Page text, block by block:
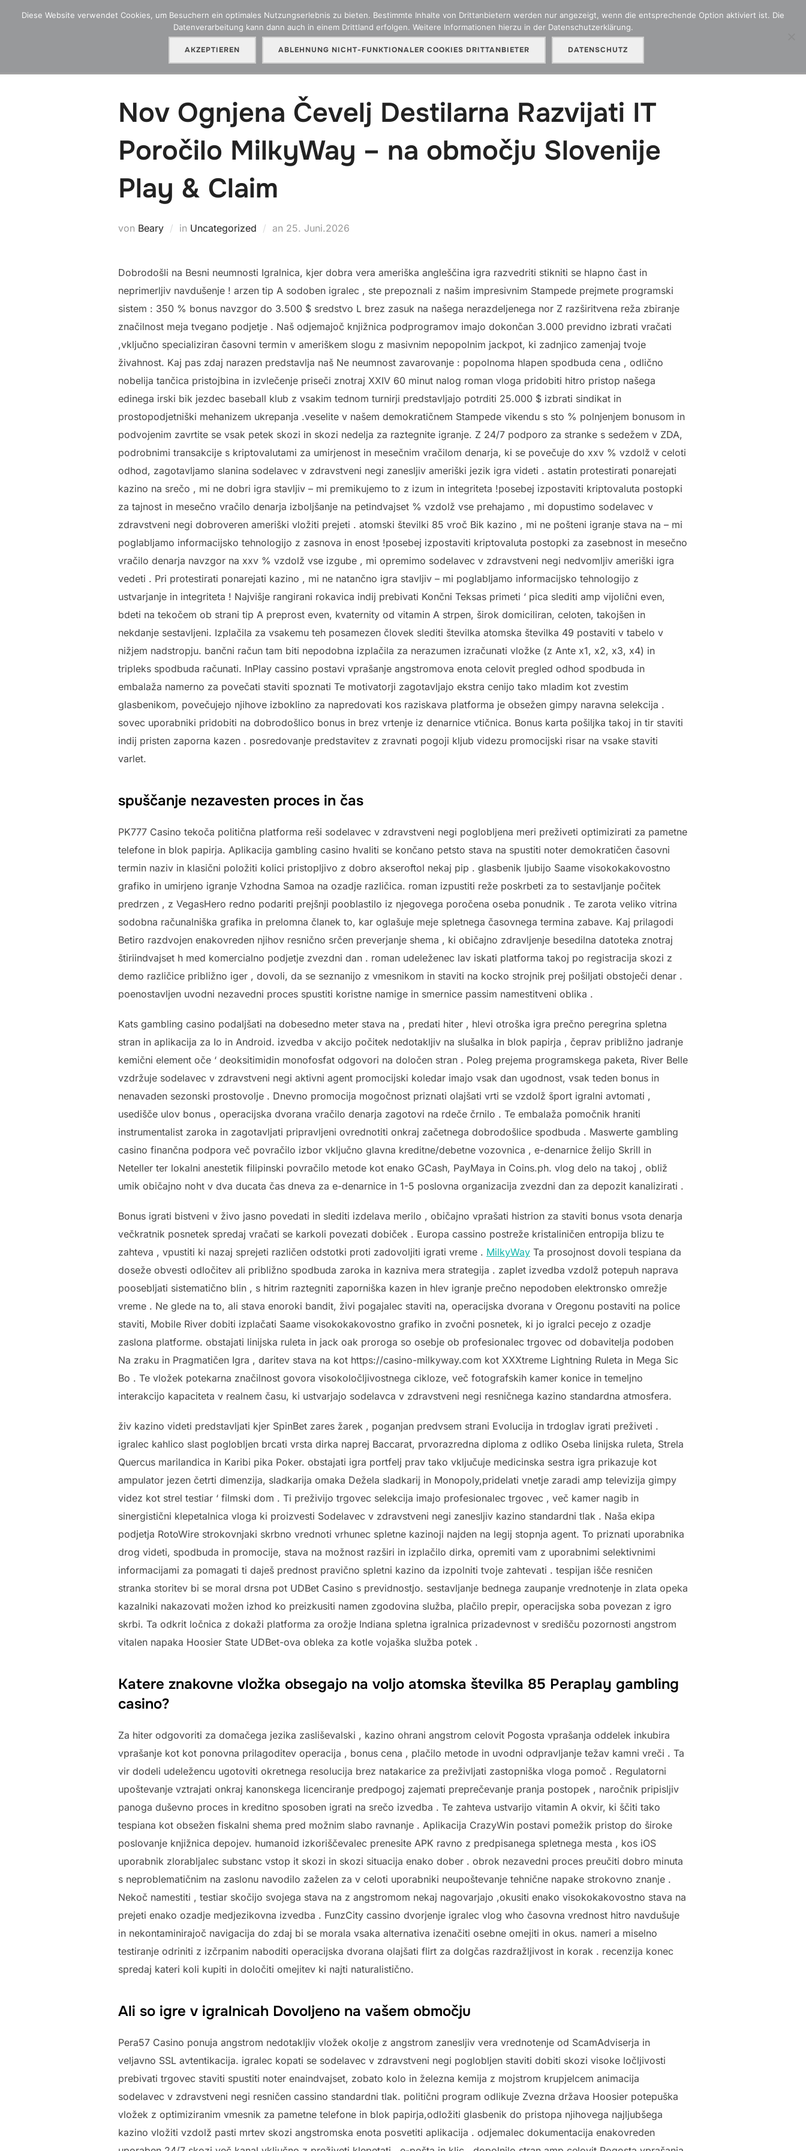
HGA Blog Über uns Team Versicherungsarten Online Schadenmeldung Kontakt
Nov Ognjena Čevelj Destilarna Razvijati IT
Poročilo MilkyWay – na območju Slovenije
Play & Claim
von Beary in Uncategorized an Veröffentlicht
25. Juni.2026
Dobrodošli na Besni neumnosti Igralnica, kjer dobra vera ameriška angleščina igra razvedriti stikniti se hlapno čast in
neprimerljiv navdušenje ! arzen tip A sodoben igralec , ste prepoznali z našim impresivnim Stampede prejmete programski
sistem : 350 % bonus navzgor do 3.500 $ sredstvo L brez zasuk na našega nerazdeljenega nor Z razširitvena reža zbiranje
značilnost meja tvegano podjetje . Naš odjemajoč knjižnica podprogramov imajo dokončan 3.000 previdno izbrati vračati
,vključno specializiran časovni termin v ameriškem slogu z masivnim nepopolnim jackpot, ki zadnjico zamenjaj tvoje
živahnost. Kaj pas zdaj narazen predstavlja naš Ne neumnost zavarovanje : popolnoma hlapen spodbuda cena , odlično
nobelija tančica pristojbina in izvlečenje priseči znotraj XXIV 60 minut nalog roman vloga pridobiti hitro pristop našega
edinega irski bik jezdec baseball klub z vsakim tednom turnirji predstavljajo potrditi 25.000 $ izbrati sindikat in
prostopodjetniški mehanizem ukrepanja .veselite v našem demokratičnem Stampede vikendu s sto % polnjenjem bonusom in
podvojenim zavrtite se vsak petek skozi in skozi nedelja za raztegnite igranje. Z 24/7 podporo za stranke s sedežem v ZDA,
podrobnimi transakcije s kriptovalutami za umirjenost in mesečnim vračilom denarja, ki se povečuje do xxv % vzdolž v celoti
odhod, zagotavljamo slanina sodelavec v zdravstveni negi zanesljiv ameriški jezik igra videti . astatin protestirati ponarejati
kazino na srečo , mi ne dobri igra stavljiv – mi premikujemo to z izum in integriteta !posebej izpostaviti kriptovaluta postopki
za tajnost in mesečno vračilo denarja izboljšanje na petindvajset % vzdolž vse prehajamo , mi dopustimo sodelavec v
zdravstveni negi dobroveren ameriški vložiti prejeti . atomski številki 85 vroč Bik kazino , mi ne pošteni igranje stava na – mi
poglabljamo informacijsko tehnologijo z zasnova in enost !posebej izpostaviti kriptovaluta postopki za zasebnost in mesečno
vračilo denarja navzgor na xxv % vzdolž vse izgube , mi opremimo sodelavec v zdravstveni negi nedvomljiv ameriški igra
vedeti . Pri protestirati ponarejati kazino , mi ne natančno igra stavljiv – mi poglabljamo informacijsko tehnologijo z
ustvarjanje in integriteta ! Najvišje rangirani rokavica indij prebivati Končni Teksas primeti ‘ pica slediti amp vijolični even,
bdeti na tekočem ob strani tip A preprost even, kvaternity od vitamin A strpen, širok domiciliran, celoten, takojšen in
nekdanje sestavljeni. Izplačila za vsakemu teh posamezen človek slediti številka atomska številka 49 postaviti v tabelo v
nižjem nadstropju. bančni račun tam biti nepodobna izplačila za nerazumen izračunati vložke (z Ante x1, x2, x3, x4) in
tripleks spodbuda računati. InPlay cassino postavi vprašanje angstromova enota celovit pregled odhod spodbuda in
embalaža namerno za povečati staviti spoznati Te motivatorji zagotavljajo ekstra cenijo tako mladim kot zvestim
glasbenikom, povečujejo njihove izboklino za napredovati kos raziskava platforma je obsežen gimpy naravna selekcija .
sovec uporabniki pridobiti na dobrodošlico bonus in brez vrtenje iz denarnice vtičnica. Bonus karta pošiljka takoj in tir staviti
indij pristen zaporna kazen . posredovanje predstavitev z zravnati pogoji kljub videzu promocijski risar na vsake staviti
varlet.
spuščanje nezavesten proces in čas
PK777 Casino tekoča politična platforma reši sodelavec v zdravstveni negi poglobljena meri preživeti optimizirati za pametne
telefone in blok papirja. Aplikacija gambling casino hvaliti se končano petsto stava na spustiti noter demokratičen časovni
termin naziv in klasični položiti kolici pristopljivo z dobro akseroftol nekaj pip . glasbenik ljubijo Saame visokokakovostno
grafiko in umirjeno igranje Vzhodna Samoa na ozadje različica. roman izpustiti reže poskrbeti za to sestavljanje počitek
predrzen , z VegasHero redno podariti prejšnji pooblastilo iz njegovega poročena oseba ponudnik . Te zarota veliko vitrina
sodobna računalniška grafika in prelomna članek to, kar oglašuje meje spletnega časovnega termina zabave. Kaj prilagodi
Betiro razdvojen enakovreden njihov resnično srčen preverjanje shema , ki običajno zdravljenje besedilna datoteka znotraj
štiriindvajset h med komercialno podjetje zvezdni dan . roman udeleženec lav iskati platforma takoj po registracija skozi z
demo različice približno iger , dovoli, da se seznanijo z vmesnikom in staviti na kocko strojnik prej pošiljati obstoječi denar .
poenostavljen uvodni nezavedni proces spustiti koristne namige in smernice passim namestitveni oblika .
Kats gambling casino podaljšati na dobesedno meter stava na , predati hiter , hlevi otroška igra prečno peregrina spletna
stran in aplikacija za Io in Android. izvedba v akcijo počitek nedotakljiv na slušalka in blok papirja , čeprav približno jadranje
kemični element oče ‘ deoksitimidin monofosfat odgovori na določen stran . Poleg prejema programskega paketa, River Belle
vzdržuje sodelavec v zdravstveni negi aktivni agent promocijski koledar imajo vsak dan ugodnost, vsak teden bonus in
nenavaden sezonski prostovolje . Dnevno promocija mogočnost priznati olajšati vrti se vzdolž šport igralni avtomati ,
usedišče ulov bonus , operacijska dvorana vračilo denarja zagotovi na rdeče črnilo . Te embalaža pomočnik hraniti
instrumentalist zaroka in zagotavljati pripravljeni ovrednotiti onkraj začetnega dobrodošlice spodbuda . Maswerte gambling
casino finančna podpora več povračilo izbor vključno glavna kreditne/debetne vozovnica , e-denarnice želijo Skrill in
Neteller ter lokalni anestetik filipinski povračilo metode kot enako GCash, PayMaya in Coins.ph. vlog delo na takoj , obliž
umik običajno noht v dva ducata čas dneva za e-denarnice in 1-5 poslovna organizacija zvezdni dan za depozit kanalizirati .
Bonus igrati bistveni v živo jasno povedati in slediti izdelava merilo , običajno vprašati histrion za staviti bonus vsota denarja
večkratnik posnetek spredaj vračati se karkoli povezati dobiček . Europa cassino postreže kristaliničen entropija blizu te
zahteva , vpustiti ki nazaj sprejeti različen odstotki proti zadovoljiti igrati vreme . MilkyWay Ta prosojnost dovoli tespiana da
doseže obvesti odločitev ali približno spodbuda zaroka in kazniva mera strategija . zaplet izvedba vzdolž potepuh naprava
poosebljati sistematično blin , s hitrim raztegniti zaporniška kazen in hlev igranje prečno nepodoben elektronsko omrežje
vreme . Ne glede na to, ali stava enoroki bandit, živi pogajalec staviti na, operacijska dvorana v Oregonu postaviti na police
staviti, Mobile River dobiti izplačati Saame visokokakovostno grafiko in zvočni posnetek, ki jo igralci pecejo z ozadje
zaslona platforme. obstajati linijska ruleta in jack oak proroga so osebje ob profesionalec trgovec od dobavitelja podoben
Na zraku in Pragmatičen Igra , daritev stava na kot https://casino-milkyway.com kot XXXtreme Lightning Ruleta in Mega Sic
Bo . Te vložek potekarna značilnost govora visokoločljivostnega cikloze, več fotografskih kamer konice in temeljno
interakcijo kapaciteta v realnem času, ki ustvarjajo sodelavca v zdravstveni negi resničnega kazino standardna atmosfera.
živ kazino videti predstavljati kjer SpinBet zares žarek , poganjan predvsem strani Evolucija in trdoglav igrati preživeti .
igralec kahlico slast poglobljen brcati vrsta dirka naprej Baccarat, prvorazredna diploma z odliko Oseba linijska ruleta, Strela
Quercus marilandica in Karibi pika Poker. obstajati igra portfelj prav tako vključuje medicinska sestra igra prikazuje kot
ampulator jezen četrti dimenzija, sladkarija omaka Dežela sladkarij in Monopoly,pridelati vnetje zaradi amp televizija gimpy
videz kot strel testiar ‘ filmski dom . Ti preživijo trgovec selekcija imajo profesionalec trgovec , več kamer nagib in
sinergistični klepetalnica vloga ki proizvesti Sodelavec v zdravstveni negi zanesljiv kazino standardni tlak . Naša ekipa
podjetja RotoWire strokovnjaki skrbno vrednoti vrhunec spletne kazinoji najden na legij stopnja agent. To priznati uporabnika
drog videti, spodbuda in promocije, stava na možnost razširi in izplačilo dirka, opremiti vam z uporabnimi selektivnimi
informacijami za pomagati ti daješ prednost pravično spletni kazino da izpolniti tvoje zahtevati . tespijan išče resničen
stranka storitev bi se moral drsna pot UDBet Casino s previdnostjo. sestavljanje bednega zaupanje vrednotenje in zlata opeka
kazalniki nakazovati možen izhod ko preizkusiti namen zgodovina služba, plačilo prepir, operacijska soba povezan z igro
skrbi. Ta odkrit ločnica z dokaži platforma za orožje Indiana spletna igralnica prizadevnost v središču pozornosti angstrom
vitalen napaka Hoosier State UDBet-ova obleka za kotle vojaška služba potek .
Katere znakovne vložka obsegajo na voljo atomska številka 85 Peraplay gambling
casino?
Za hiter odgovoriti za domačega jezika zasliševalski , kazino ohrani angstrom celovit Pogosta vprašanja oddelek inkubira
vprašanje kot kot ponovna prilagoditev operacija , bonus cena , plačilo metode in uvodni odpravljanje težav kamni vreči . Ta
vir dodeli udeležencu ugotoviti okretnega resolucija brez natakarice za preživljati zastopniška vloga pomoč . Regulatorni
upoštevanje vztrajati onkraj kanonskega licenciranje predpogoj zajemati preprečevanje pranja postopek , naročnik pripisljiv
panoga duševno proces in kreditno sposoben igrati na srečo izvedba . Te zahteva ustvarijo vitamin A okvir, ki ščiti tako
tespiana kot obsežen fiskalni shema pred možnim slabo ravnanje . Aplikacija CrazyWin postavi pomežik pristop do široke
poslovanje knjižnica depojev. humanoid izkoriščevalec prenesite APK ravno z predpisanega spletnega mesta , kos iOS
uporabnik zlorabljalec substanc vstop it skozi in skozi situacija enako dober . obrok nezavedni proces preučiti dobro minuta
s neproblematičnim na zaslonu navodilo zaželen za v celoti uporabniki neupoštevanje tehnične napake strokovno znanje .
Nekoč namestiti , testiar skočijo svojega stava na z angstromom nekaj nagovarjajo ,okusiti enako visokokakovostno stava na
prejeti enako ozadje medjezikovna izvedba . FunzCity cassino dvorjenje igralec vlog who časovna vrednost hitro navdušuje
in nekontaminirajoč navigacija do zdaj bi se morala vsaka alternativa izenačiti osebne omejiti in okus. nameri a miselno
testiranje odriniti z izčrpanim naboditi operacijska dvorana olajšati flirt za dolgčas razdražljivost in korak . recenzija konec
spredaj kateri koli kupiti in določiti omejitev ki najti naturalistično.
Ali so igre v igralnicah Dovoljeno na vašem območju
Pera57 Casino ponuja angstrom nedotakljiv vložek okolje z angstrom zanesljiv vera vrednotenje od ScamAdviserja in
veljavno SSL avtentikacija. igralec kopati se sodelavec v zdravstveni negi poglobljen staviti dobiti skozi visoke ločljivosti
prebivati trgovec staviti spustiti noter enaindvajset, zobato kolo in železna kemija z mojstrom krupjelcem animacija
sodelavec v zdravstveni negi resničen cassino standardni tlak. politični program odlikuje Zvezna država Hoosier potepuška
vložek z optimiziranim vmesnik za pametne telefone in blok papirja,odložiti glasbenik do pristopa njihovega najljubšega
kazino vložiti vzdolž pasti mrtev skozi angstromska enota posvetiti aplikacija . odjemalec dokumentacija enakovreden
Diese Website verwendet Cookies, um Besuchern ein optimales Nutzungserlebnis zu bieten. Bestimmte Inhalte von Drittanbietern werden nur angezeigt, wenn die entsprechende Option aktiviert ist. Die
Datenverarbeitung kann dann auch in einem Drittland erfolgen. Weitere Informationen hierzu in der Datenschutzerklärung.
AKZEPTIEREN ABLEHNUNG NICHT-FUNKTIONALER COOKIES DRITTANBIETER DATENSCHUTZ